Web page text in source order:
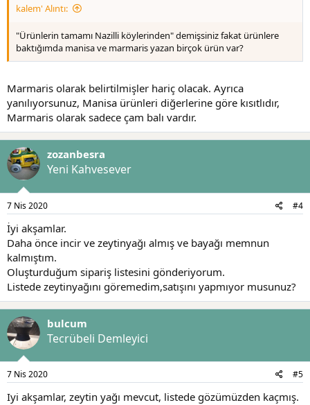
kalem' Alıntı:
"Ürünlerin tamamı Nazilli köylerinden" demişsiniz fakat ürünlere
baktığımda manisa ve marmaris yazan birçok ürün var?
Marmaris olarak belirtilmişler hariç olacak. Ayrıca
yanılıyorsunuz, Manisa ürünleri diğerlerine göre kısıtlıdır,
Marmaris olarak sadece çam balı vardır.
zozanbesra
Yeni Kahvesever
7 Nis 2020 #4
İyi akşamlar.
Daha önce incir ve zeytinyağı almış ve bayağı memnun
kalmıştım.
Oluşturduğum sipariş listesini gönderiyorum.
Listede zeytinyağını göremedim,satışını yapmıyor musunuz?
bulcum
Tecrübeli Demleyici
7 Nis 2020 #5
Iyi akşamlar, zeytin yağı mevcut, listede gözümüzden kaçmış.